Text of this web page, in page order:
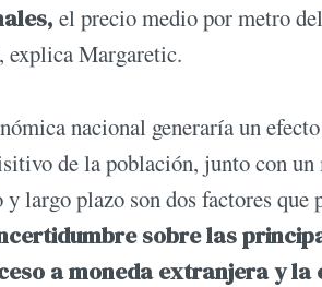
el precio medio por metro
explica Margaretic.
nacional generaría un
de la población, junto con
largo plazo son dos factores
sobre las
a moneda extranjera y la